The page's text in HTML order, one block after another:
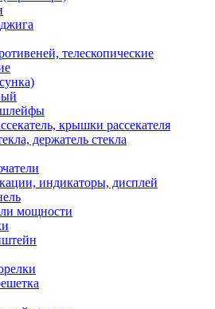
телескопические
крышки рассекателя
держатель стекла
индикаторы, дисплей
мощности